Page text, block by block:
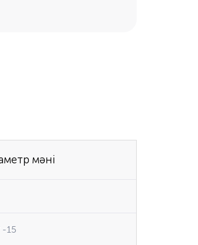
мәні
-15